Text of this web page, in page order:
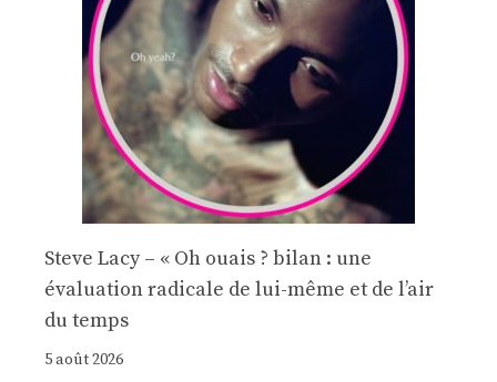
Steve Lacy – « Oh ouais ? bilan : une
évaluation radicale de lui-même et de l’air
du temps
5 août 2026